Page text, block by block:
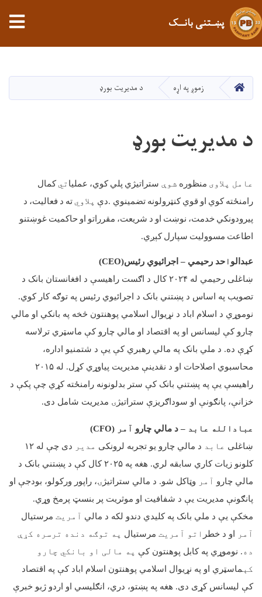
دانګل
پښـتنی بانــک
کور زموږ په اړه د مدیریت بورډ
د مدیریت بورډ
عامل پلاوی منظوره شوې ستراتیژي پلي کوي، عملیا تي کمال
رامنځته کوي او قوي کنټرولونه تضمینوي .دې پلاوي ته د فعالیت، د
پیرودونکي خدمت، نوښت او د شریعت، مقرراتو او حاکمیت غوښتنو
اطاعت مسوولیت سپارل کېږي.
عبدالو ا حد رحیمي – اجرائیوي رئیس(CEO)
ښاغلی رحیمي له ۲۰۲۴کال د اګست راهیسې د افغانستان بانک د
تصویب په اساس د پښتني بانک د اجرائیوي رئیس په توګه کار کوي.
نوموړي د اسلام اباد د نړیوال اسلامي پوهنتون څخه په بانکي او مالي
چارو کې لیسانس او په اقتصاد او مالي چارو کې ماسټري ترلاسه
کړې ده. د ملي بانک په مالي رهبري کې یې د شتمنیو اداره،
محاسبوي اصلاحات او د نقدینې مدیریت پیاوړي کړل. له ۲۰۱۵
راهیسې یې په پښتني بانک کې ستر بدلونونه رامنځته کړي چې پکې د
خزانې، پانګونې او سوداګریزې ستراتیژۍ مدیریت شامل دی.
عبادالله عابد – د مالي چارو آمر (CFO)
ښاغلی عابد د مالي چارو یو تجربه لرونکی مدیر دی چې له ۱۲
کلونو زیات کاري سابقه لري. هغه په ۲۰۲۵کال کې د پښتني بانک د
مالي چارو آمر
وټاکل شو. د مالي ستراتیژۍ، راپور ورکولو، بودجې او
پانګونې مدیریت یې د شفافیت او موثریت پر بنسټ پرمخ وړي.
مخکې یې د ملي بانک په کلیدي دندو لکه د مالي آمریت مرستیال
آمر
او د خطر اتو آمریت مرستیال په توګه دنده ترسره کړې
ده. نوموړي په کابل پوهنتون کې په مالی او بانکي چارو
کېماسټري او په نړیوال اسلامي پوهنتون اسلام اباد کې په اقتصاد
کې لیسانس کړی دی. هغه په پښتو، دري، انګلیسي او اردو ژبو خبرې